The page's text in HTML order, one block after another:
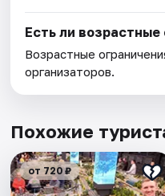
Есть ли возрастные
Возрастные
организаторов.
Похожие
от 720 ₽